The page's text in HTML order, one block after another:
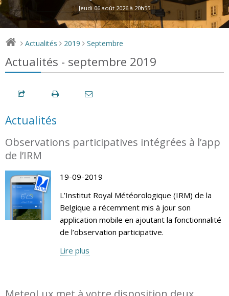
Jeudi 06 août 2026 à 20h55
> Actualités > 2019 > Septembre
Actualités - septembre 2019
Actualités
Observations participatives intégrées à l’app
de l’IRM
19-09-2019
L’Institut Royal Météorologique (IRM) de la
Belgique a récemment mis à jour son
application mobile en ajoutant la fonctionnalité
de l’observation participative.
Lire plus